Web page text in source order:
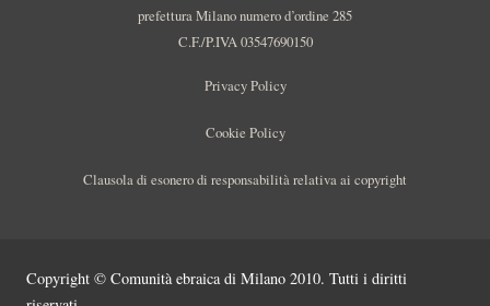
prefettura Milano numero d’ordine 285
C.F./P.IVA 03547690150
Privacy Policy
Cookie Policy
Clausola di esonero di responsabilità relativa ai copyright
Copyright © Comunità ebraica di Milano 2010. Tutti i diritti